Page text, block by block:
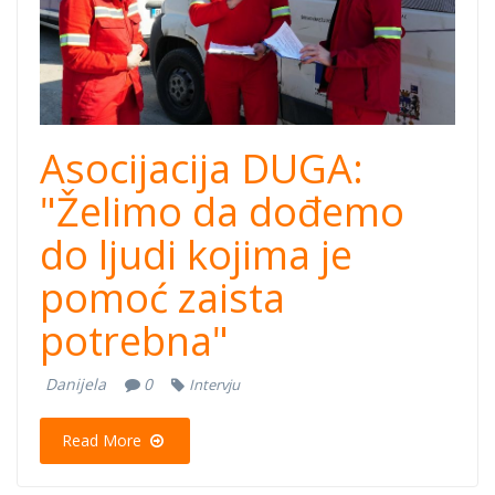
Asocijacija DUGA:
"Želimo da dođemo
do ljudi kojima je
pomoć zaista
potrebna"
Danijela 0 Intervju
Read More